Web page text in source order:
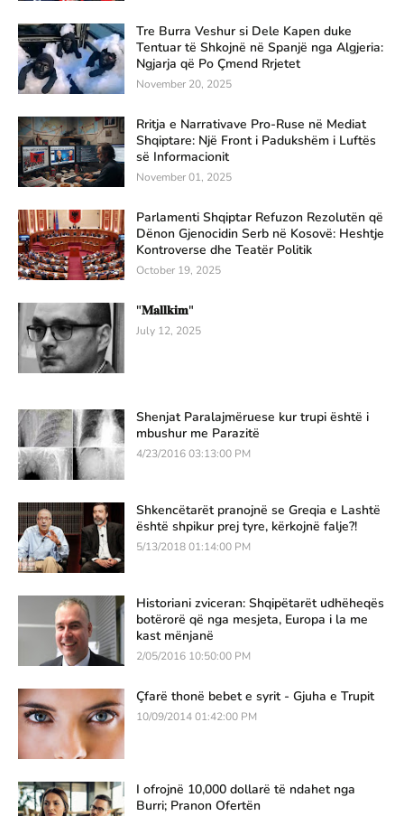
Tre Burra Veshur si Dele Kapen duke
Tentuar të Shkojnë në Spanjë nga Algjeria:
Ngjarja që Po Çmend Rrjetet
November 20, 2025
Rritja e Narrativave Pro-Ruse në Mediat
Shqiptare: Një Front i Padukshëm i Luftës
së Informacionit
November 01, 2025
Parlamenti Shqiptar Refuzon Rezolutën që
Dënon Gjenocidin Serb në Kosovë: Heshtje
Kontroverse dhe Teatër Politik
October 19, 2025
"𝐌𝐚𝐥𝐥𝐤𝐢𝐦"
July 12, 2025
Shenjat Paralajmëruese kur trupi është i
mbushur me Parazitë
4/23/2016 03:13:00 PM
Shkencëtarët pranojnë se Greqia e Lashtë
është shpikur prej tyre, kërkojnë falje?!
5/13/2018 01:14:00 PM
Historiani zviceran: Shqipëtarët udhëheqës
botërorë që nga mesjeta, Europa i la me
kast mënjanë
2/05/2016 10:50:00 PM
Çfarë thonë bebet e syrit - Gjuha e Trupit
10/09/2014 01:42:00 PM
I ofrojnë 10,000 dollarë të ndahet nga
Burri; Pranon Ofertën